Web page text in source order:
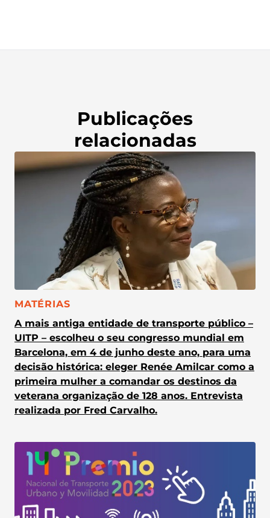
Publicações
relacionadas
CATEGORIA:
MATÉRIAS
A mais antiga entidade de transporte público –
UITP – escolheu o seu congresso mundial em
Barcelona, em 4 de junho deste ano, para uma
decisão histórica: eleger Renée Amilcar como a
primeira mulher a comandar os destinos da
veterana organização de 128 anos. Entrevista
realizada por Fred Carvalho.